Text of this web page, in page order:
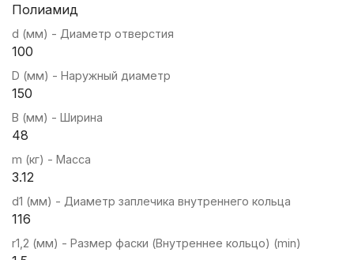
Полиамид
d (мм) - Диаметр отверстия
100
D (мм) - Наружный диаметр
150
B (мм) - Ширина
48
m (кг) - Масса
3.12
d1 (мм) - Диаметр заплечика внутреннего кольца
116
r1,2 (мм) - Размер фаски (Внутреннее кольцо) (min)